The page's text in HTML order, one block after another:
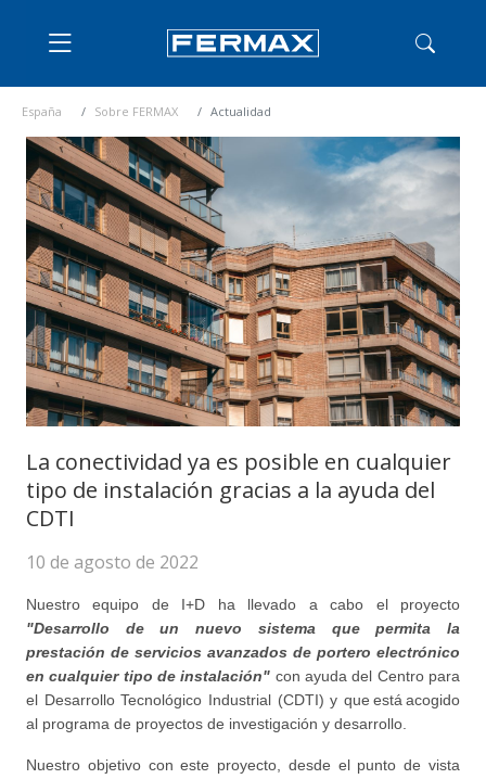
España Sobre FERMAX Actualidad
La conectividad ya es posible en cualquier
tipo de instalación gracias a la ayuda del
CDTI
10 de agosto de 2022
Nuestro equipo de I+D ha llevado a cabo el proyecto
"Desarrollo de un nuevo sistema que permita la
prestación de servicios avanzados de portero electrónico
en cualquier tipo de instalación" con ayuda del Centro para
el Desarrollo Tecnológico Industrial (CDTI) y que está acogido
al programa de proyectos de investigación y desarrollo.
Nuestro objetivo con este proyecto, desde el punto de vista